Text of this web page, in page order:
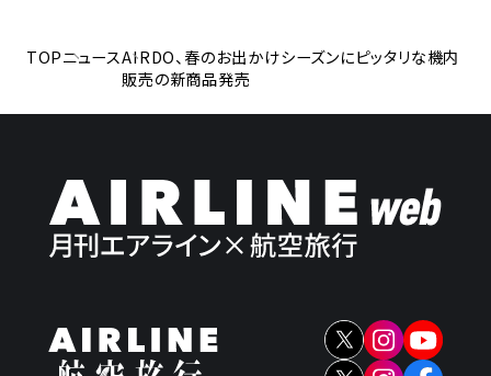
TOPニュースAIRDO、春のお出かけシーズンにピッタリな機内
販売の新商品発売